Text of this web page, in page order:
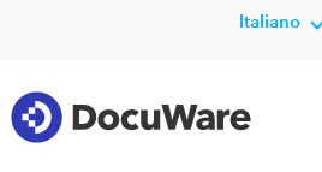
Italiano